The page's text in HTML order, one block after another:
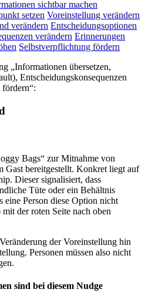
sichtbar machen
setzen Voreinstellung verändern
verändern Entscheidungsoptionen
verändern Erinnerungen
Selbstverpflichtung fördern
„Informationen übersetzen,
Entscheidungskonsequenzen
Bags“ zur Mitnahme von
Gast bereitgestellt. Konkret liegt auf
Dieser signalisiert, dass
Tüte oder ein Behältnis
eine Person diese Option nicht
der roten Seite nach oben
der Voreinstellung hin
Personen müssen also nicht
sind bei diesem Nudge